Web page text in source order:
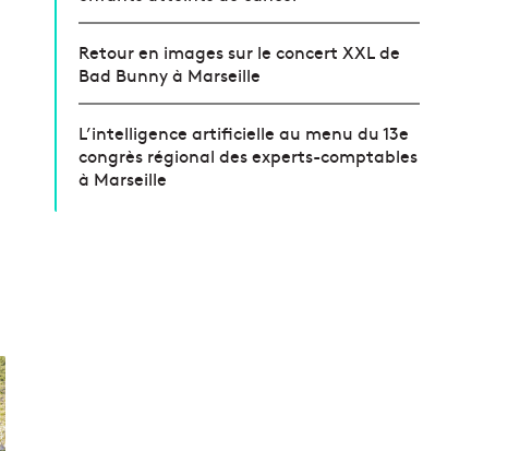
Retour en images sur le concert XXL de
Bad Bunny à Marseille
L’intelligence artificielle au menu du 13e
congrès régional des experts-comptables
à Marseille